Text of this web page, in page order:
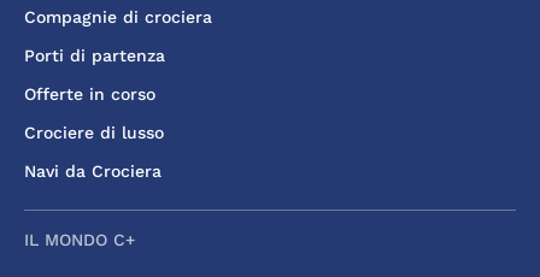
Compagnie di crociera
Porti di partenza
Offerte in corso
Crociere di lusso
Navi da Crociera
IL MONDO C+